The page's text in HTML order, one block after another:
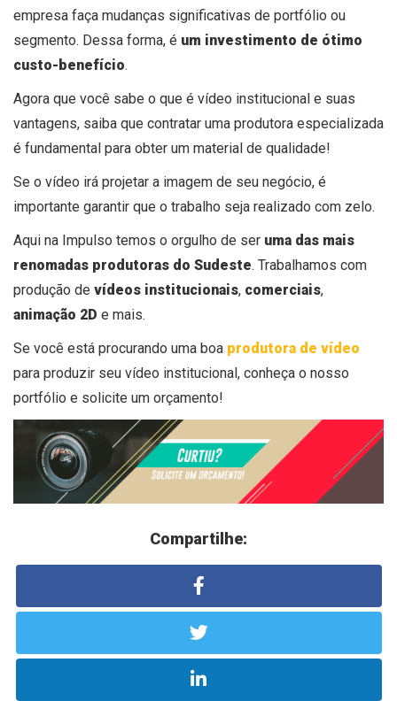
empresa faça mudanças significativas de portfólio ou
segmento. Dessa forma, é um investimento de ótimo
custo-benefício.
Agora que você sabe o que é vídeo institucional e suas
vantagens, saiba que contratar uma produtora especializada
é fundamental para obter um material de qualidade!
Se o vídeo irá projetar a imagem de seu negócio, é
importante garantir que o trabalho seja realizado com zelo.
Aqui na Impulso temos o orgulho de ser uma das mais
renomadas produtoras do Sudeste. Trabalhamos com
produção de vídeos institucionais, comerciais,
animação 2D e mais.
Se você está procurando uma boa produtora de vídeo
para produzir seu vídeo institucional, conheça o nosso
portfólio e solicite um orçamento!
Compartilhe: